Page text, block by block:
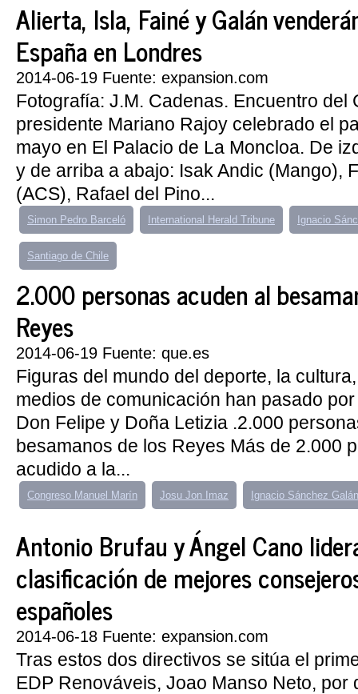
Alierta, Isla, Fainé y Galán
España en Londres
2014-06-19 Fuente: expansion.com
Fotografía: J.M. Cadenas. Encuentro del
presidente Mariano Rajoy celebrado el
mayo en El Palacio de La Moncloa. De
y de arriba a abajo: Isak Andic (Mango),
(ACS), Rafael del Pino...
Simon Pedro Barceló International Herald Tribune Ignacio
Santiago de Chile
2.000 personas acuden al
Reyes
2014-06-19 Fuente: que.es
Figuras del mundo del deporte, la
medios de comunicación han pasado
Don Felipe y Doña Letizia .2.000
besamanos de los Reyes Más de 2.000
acudido a la...
Congreso Manuel Marín Josu Jon Imaz Ignacio Sánchez Galán
Antonio Brufau y Ángel Cano
clasificación de mejores
españoles
2014-06-18 Fuente: expansion.com
Tras estos dos directivos se sitúa el
EDP Renováveis, Joao Manso Neto, por